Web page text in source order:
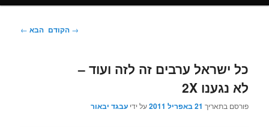
ניווט
→ הקודם הבא ←
כל ישראל ערבים זה לזה ועוד –
לא נגענו 2X
פורסם בתאריך 21 באפריל 2011 על ידיעבגד יבאור